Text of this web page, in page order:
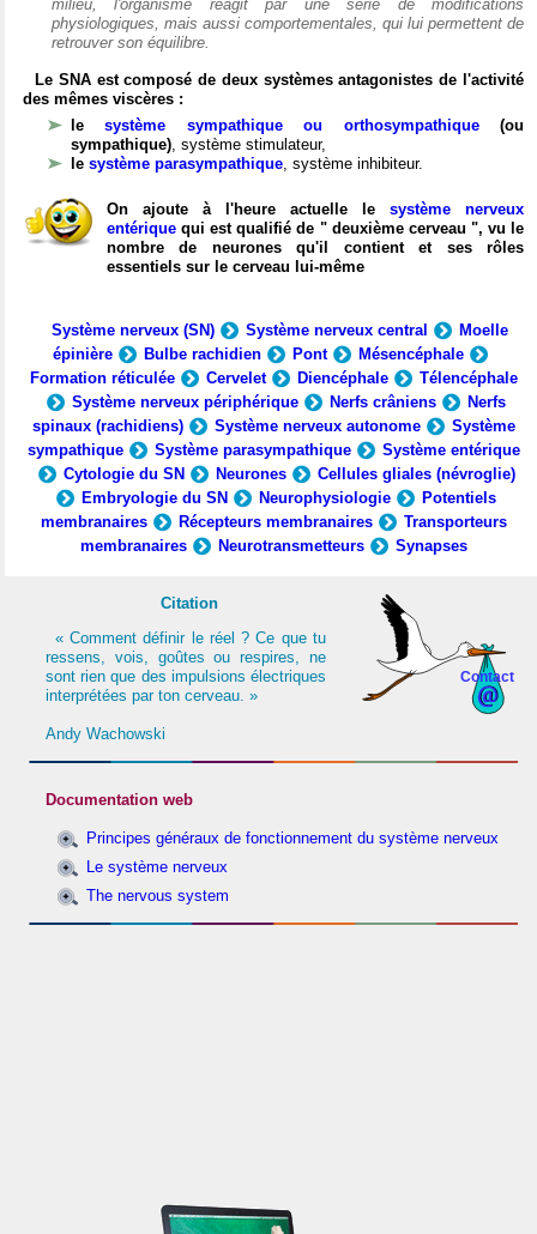
milieu, l'organisme réagit par une série de modifications
physiologiques, mais aussi comportementales, qui lui permettent de
retrouver son équilibre.
Le SNA est composé de deux systèmes antagonistes de l'activité
des mêmes viscères :
lesystème sympathique ou orthosympathique(ou
sympathique), système stimulateur,
le système parasympathique, système inhibiteur.
On ajoute à l'heure actuelle le système nerveux
entérique qui est qualifié de " deuxième cerveau ", vu le
nombre de neurones qu'il contient et ses rôles
essentiels sur le cerveau lui-même
Système nerveux (SN) Système nerveux central
Moelle
épinière
Bulbe rachidien Pont
Mésencéphale
Formation réticulée
Cervelet Diencéphale
Télencéphale
Système nerveux périphérique
Nerfs crâniens
Nerfs
spinaux (rachidiens)
Système nerveux autonome
Système
sympathique
Système parasympathique
Système entérique
Cytologie du SN
Neurones
Cellules gliales (névroglie)
Embryologie du SN
Neurophysiologie
Potentiels
membranaires
Récepteurs membranaires
Transporteurs
membranaires
Neurotransmetteurs Synapses
Contact
Citation
« Comment définir le réel ? Ce que tu
ressens, vois, goûtes ou respires, ne
sont rien que des impulsions électriques
interprétées par ton cerveau. »
Andy Wachowski
Documentation web
Principes généraux de fonctionnement du système nerveux
Le système nerveux
The nervous system